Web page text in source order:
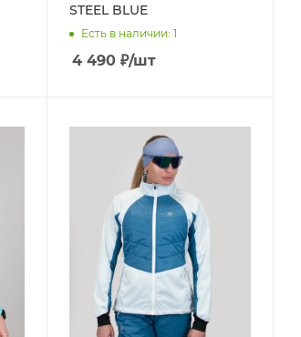
STEEL BLUE
Есть в наличии: 1
4 490₽/шт